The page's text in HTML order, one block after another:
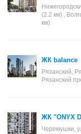
(2.2 км) ,
км)
ЖК balance
Рязанский,
Рязанский
ЖК "ONYX
Черемушки,